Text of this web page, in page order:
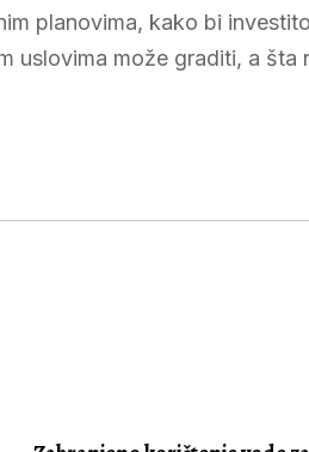
planovima, kako bi
uslovima može graditi, a šta